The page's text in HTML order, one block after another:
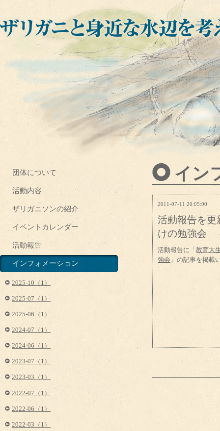
イン
2011-07-11 20:05:00
活動報告を更
けの勉強会
活動報告に「 教育大
強会 」の記事を掲載
団体について
活動内容
ザリガニソンの紹介
イベントカレンダー
活動報告
インフォメーション
2025-10（1）
2025-07（1）
2025-06（1）
2024-07（1）
2024-06（1）
2023-07（1）
2023-03（1）
2022-07（1）
2022-06（1）
2022-03（1）